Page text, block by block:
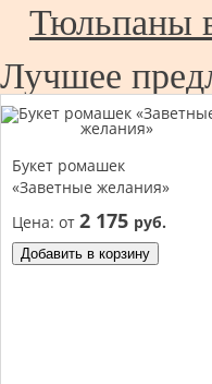
Тюльпаны
Лучшее
Букет ромашек
«Заветные желания»
Цена: от 2 175 руб.
Добавить в корзину